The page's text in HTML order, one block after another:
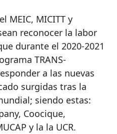
MEIC, MICITT y
reconocer la labor
durante el 2020-2021
TRANS-
a las nuevas
surgidas tras la
siendo estas:
Coocique,
y la la UCR.